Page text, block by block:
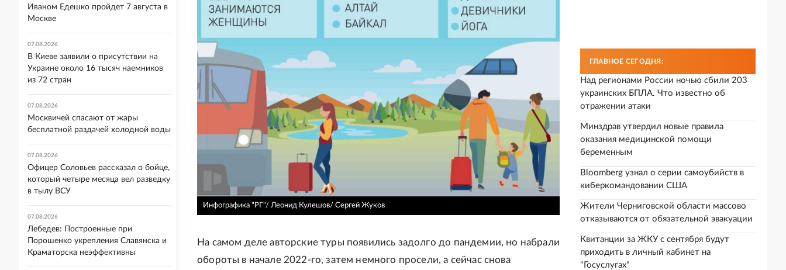
Инфографика "РГ"/ Леонид Кулешов/ Сергей Жуков
На самом деле авторские туры появились задолго до пандемии, но набрали
обороты в начале 2022-го, затем немного просели, а сейчас снова
ГЛАВНОЕ СЕГОДНЯ:
Над регионами России ночью сбили 203
украинских БПЛА. Что известно об
отражении атаки
Минздрав утвердил новые правила
оказания медицинской помощи
беременным
Bloomberg узнал о серии самоубийств в
киберкомандовании США
Жители Черниговской области массово
отказываются от обязательной эвакуации
Квитанции за ЖКУ с сентября будут
приходить в личный кабинет на
"Госуслугах"
Иваном Едешко пройдет 7 августа в
Москве
07.08.2026
В Киеве заявили о присутствии на
Украине около 16 тысяч наемников
из 72 стран
07.08.2026
Москвичей спасают от жары
бесплатной раздачей холодной воды
07.08.2026
Офицер Соловьев рассказал о бойце,
который четыре месяца вел разведку
в тылу ВСУ
07.08.2026
Лебедев: Построенные при
Порошенко укрепления Славянска и
Краматорска неэффективны